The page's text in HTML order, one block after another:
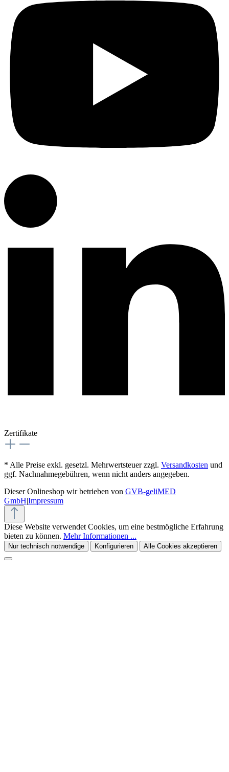
Zertifikate
* Alle Preise exkl. gesetzl. Mehrwertsteuer zzgl. Versandkosten und
ggf. Nachnahmegebühren, wenn nicht anders angegeben.
Dieser Onlineshop wir betrieben von GVB-geliMED
GmbH Impressum
Diese Website verwendet Cookies, um eine bestmögliche Erfahrung
bieten zu können. Mehr Informationen ...
Nur technisch notwendige Konfigurieren Alle Cookies akzeptieren